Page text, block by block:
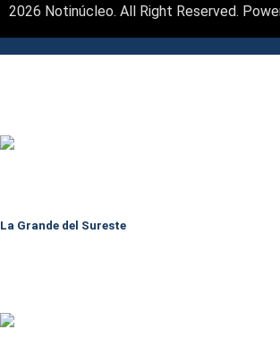
2026 Notinúcleo. All Right Reserved.
La Grande del Sureste